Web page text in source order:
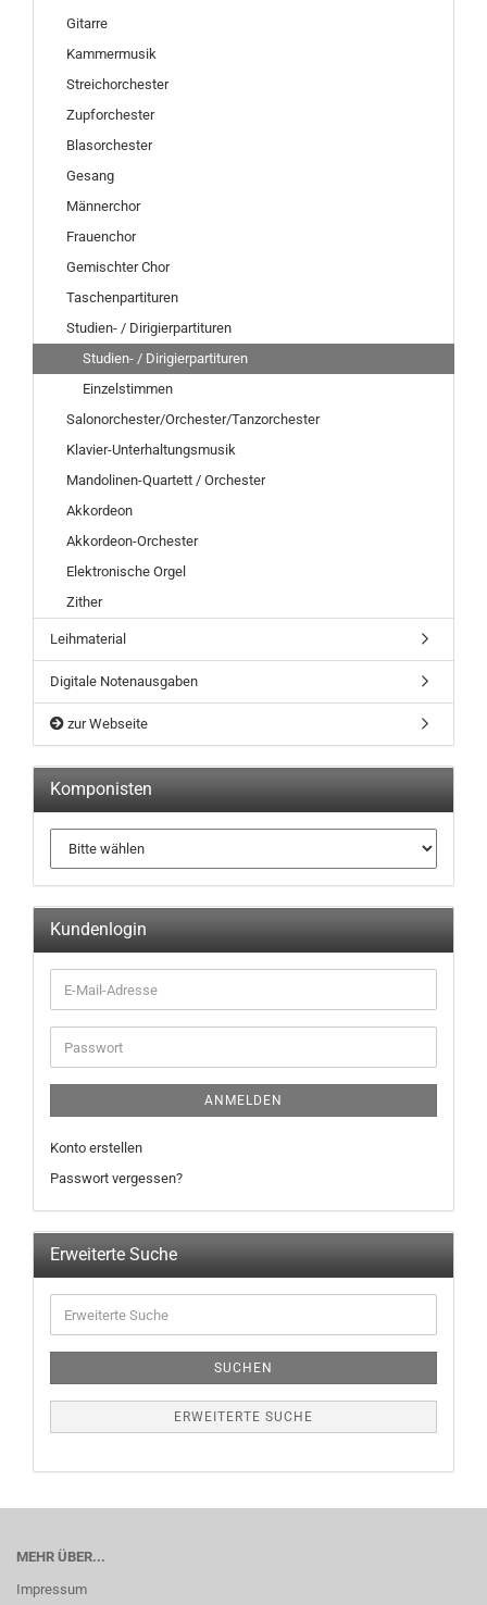
Gitarre
Kammermusik
Streichorchester
Zupforchester
Blasorchester
Gesang
Männerchor
Frauenchor
Gemischter Chor
Taschenpartituren
Studien- / Dirigierpartituren
Studien- / Dirigierpartituren
Einzelstimmen
Salonorchester/Orchester/Tanzorchester
Klavier-Unterhaltungsmusik
Mandolinen-Quartett / Orchester
Akkordeon
Akkordeon-Orchester
Elektronische Orgel
Zither
Leihmaterial
Digitale Notenausgaben
zur Webseite
Komponisten
Kundenlogin
ANMELDEN
Konto erstellen
Passwort vergessen?
Erweiterte Suche
SUCHEN
ERWEITERTE SUCHE
MEHR ÜBER...
Impressum